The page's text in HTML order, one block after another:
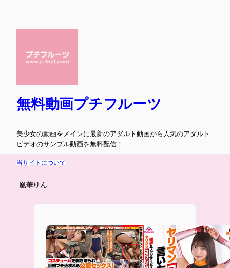
無料動画プチフルーツ
美少女の動画をメインに最新のアダルト動画から人気のアダルト
ビデオのサンプル動画を無料配信！
当サイトについて
凰華りん